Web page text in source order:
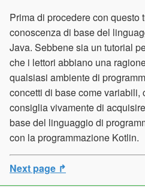
Prima di procedere con questo
conoscenza di base del
Java. Sebbene sia un tutorial
che i lettori abbiano una
qualsiasi ambiente di
concetti di base come variabili,
consiglia vivamente di
base del linguaggio di
con la programmazione Kotlin.
Next page ↱